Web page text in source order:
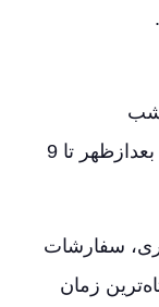
جمعه‌ها: از ساعت 11 صبح تا 2 ظهر و 4 بعدازظهر تا 9
سفارشات
زمان